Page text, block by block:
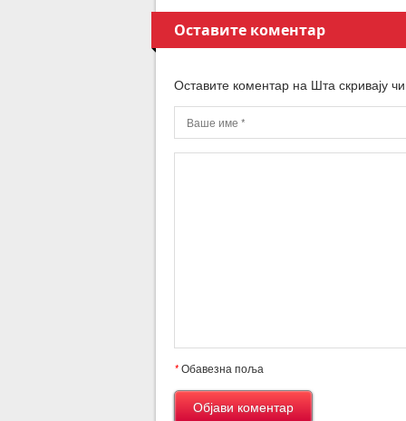
Оставите коментар
Оставите коментар на Шта скривају
*Обавезна поља